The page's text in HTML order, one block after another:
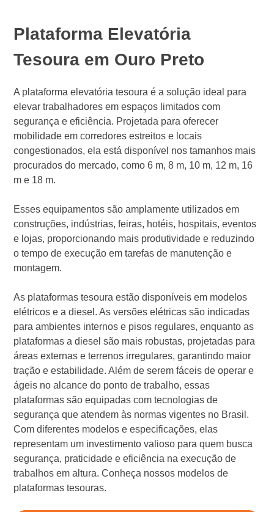
Plataforma Elevatória
Tesoura em Ouro Preto
A plataforma elevatória tesoura é a solução ideal para
elevar trabalhadores em espaços limitados com
segurança e eficiência. Projetada para oferecer
mobilidade em corredores estreitos e locais
congestionados, ela está disponível nos tamanhos mais
procurados do mercado, como 6 m, 8 m, 10 m, 12 m, 16
m e 18 m.
Esses equipamentos são amplamente utilizados em
construções, indústrias, feiras, hotéis, hospitais, eventos
e lojas, proporcionando mais produtividade e reduzindo
o tempo de execução em tarefas de manutenção e
montagem.
As plataformas tesoura estão disponíveis em modelos
elétricos e a diesel. As versões elétricas são indicadas
para ambientes internos e pisos regulares, enquanto as
plataformas a diesel são mais robustas, projetadas para
áreas externas e terrenos irregulares, garantindo maior
tração e estabilidade. Além de serem fáceis de operar e
ágeis no alcance do ponto de trabalho, essas
plataformas são equipadas com tecnologias de
segurança que atendem às normas vigentes no Brasil.
Com diferentes modelos e especificações, elas
representam um investimento valioso para quem busca
segurança, praticidade e eficiência na execução de
trabalhos em altura. Conheça nossos modelos de
plataformas tesouras.